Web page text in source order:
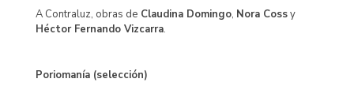
A Contraluz, obras de Claudina Domingo, Nora Cossy
Héctor Fernando Vizcarra.
Poriomanía (selección)